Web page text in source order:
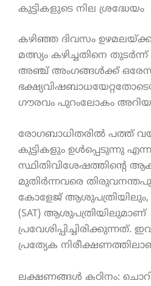
കുട്ടികളുടെ നില ശ്രദ്ധേയം
കഴിഞ്ഞ ദിവസം
മത്സ്യം കഴിച്ചതിനെ
അഞ്ച് അംഗങ്ങൾക്ക്
ഗൗരവം പുറംലോകം
രോഗബാധിതരിൽ പത്ത്
കുട്ടികളും ഉൾപ്പെടുന്നു
സ്ഥിതിവിശേഷത്തിന്റെ
മുതിർന്നവരെ
കോളേജ് ആശുപത്രിയിലും,
(SAT) ആശുപത്രിയിലുമാണ്
പ്രവേശിപ്പിച്ചിരിക്കുന്നത്.
പ്രത്യേക
ലക്ഷണങ്ങൾ കഠിനം: